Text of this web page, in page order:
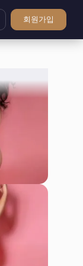
회원가입